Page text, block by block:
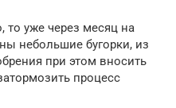
то уже через месяц на
небольшие бугорки, из
при этом вносить
процесс